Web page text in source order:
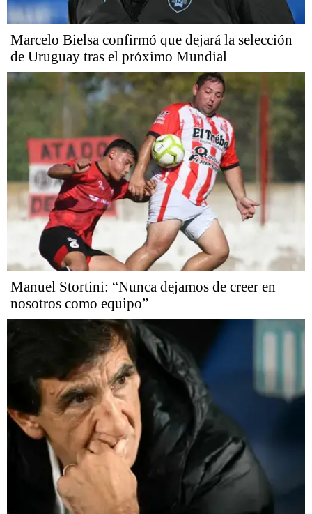
Marcelo Bielsa confirmó que dejará la selección
de Uruguay tras el próximo Mundial
Manuel Stortini: “Nunca dejamos de creer en
nosotros como equipo”